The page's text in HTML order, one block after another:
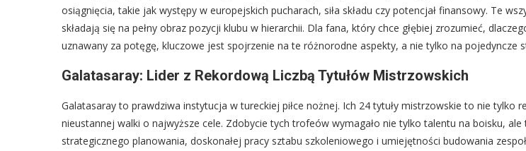
osiągnięcia, takie jak występy w europejskich pucharach, siła składu czy potencjał finansowy. Te
składają się na pełny obraz pozycji klubu w hierarchii. Dla fana, który chce głębiej zrozumieć,
uznawany za potęgę, kluczowe jest spojrzenie na te różnorodne aspekty, a nie tylko na pojedyncze
Galatasaray: Lider z Rekordową Liczbą Tytułów Mistrzowskich
Galatasaray to prawdziwa instytucja w tureckiej piłce nożnej. Ich 24 tytuły mistrzowskie to nie tylko
nieustannej walki o najwyższe cele. Zdobycie tych trofeów wymagało nie tylko talentu na boisku, ale
strategicznego planowania, doskonałej pracy sztabu szkoleniowego i umiejętności budowania